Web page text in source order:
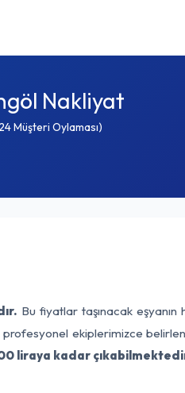
Nakliyat
Müşteri Oylaması)
Bu fiyatlar taşınacak
ekiplerimizce
liraya kadar